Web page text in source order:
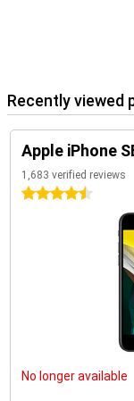
Recently viewed
Apple iPhone
1,683 verified reviews
4.5 stars
No longer available